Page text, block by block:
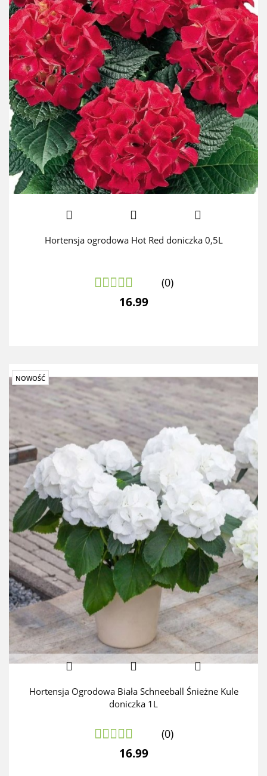
Hortensja ogrodowa Hot Red doniczka 0,5L
(0)
16.99
NOWOŚĆ
Hortensja Ogrodowa Biała Schneeball Śnieżne Kule
doniczka 1L
(0)
16.99